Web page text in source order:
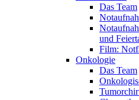
Das Team
und
Film:
Onkologie
Das Team